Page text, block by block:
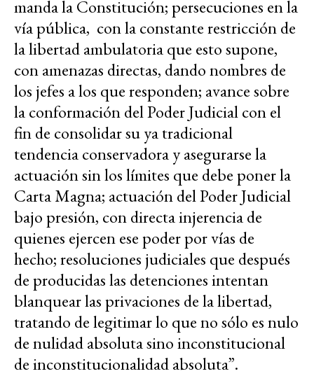
manda la Constitución; persecuciones en la
vía pública, con la constante restricción de
la libertad ambulatoria que esto supone,
con amenazas directas, dando nombres de
los jefes a los que responden; avance sobre
la conformación del Poder Judicial con el
fin de consolidar su ya tradicional
tendencia conservadora y asegurarse la
actuación sin los límites que debe poner la
Carta Magna; actuación del Poder Judicial
bajo presión, con directa injerencia de
quienes ejercen ese poder por vías de
hecho; resoluciones judiciales que después
de producidas las detenciones intentan
blanquear las privaciones de la libertad,
tratando de legitimar lo que no sólo es nulo
de nulidad absoluta sino inconstitucional
de inconstitucionalidad absoluta”.